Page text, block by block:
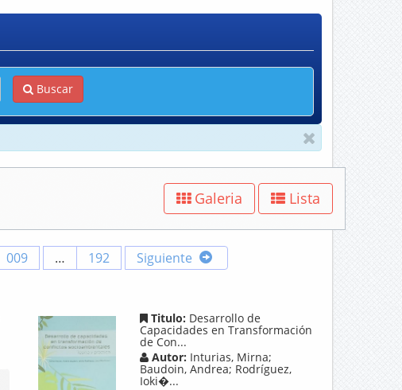
Buscar
Galeria Lista
009 … 192 Siguiente
Titulo: Desarrollo de
Capacidades en Transformación
de Con...
Autor: Inturias, Mirna;
Baudoin, Andrea; Rodríguez,
Ioki�...